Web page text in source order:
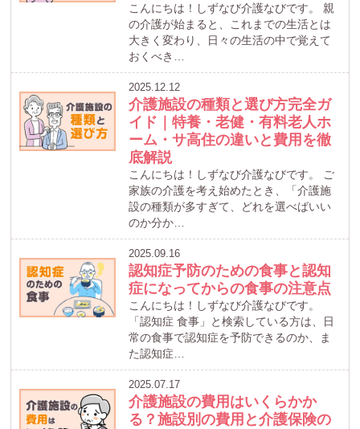
こんにちは！しずなび介護なびです。 親
の介護が始まると、これまでの生活とは
大きく変わり、日々の生活の中で覚えて
おくべき…
2025.12.12
介護施設の種類と選び方完全ガ
イド｜特養・老健・有料老人ホ
ーム・サ高住の違いと費用を徹
底解説
こんにちは！しずなび介護なびです。 ご
家族の介護を考え始めたとき、「介護施
設の種類が多すぎて、どれを選べばいい
のか分か…
2025.09.16
認知症予防のための食事と認知
症になってからの食事の注意点
こんにちは！しずなび介護なびです。
「認知症 食事」と検索している方は、日
常の食事で認知症を予防できるのか、ま
た認知症…
2025.07.17
介護施設の費用はいくらかか
る？施設別の費用と介護保険の